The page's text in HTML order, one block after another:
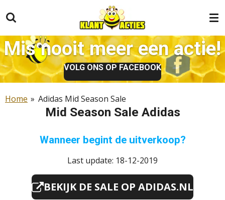
direct
naar
de
hoofdinhoud
Mis nooit meer een actie!
VOLG ONS OP FACEBOOK
Home » Adidas Mid Season Sale
Mid Season Sale Adidas
Wanneer begint de uitverkoop?
Last update: 18-12-2019
BEKIJK DE SALE OP ADIDAS.NL